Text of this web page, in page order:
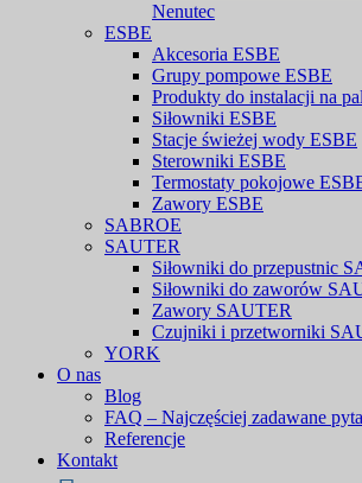
Nenutec
ESBE
Akcesoria ESBE
Grupy pompowe ESBE
Produkty do instalacji na
Siłowniki ESBE
Stacje świeżej wody ESBE
Sterowniki ESBE
Termostaty pokojowe
Zawory ESBE
SABROE
SAUTER
Siłowniki do przepustnic
Siłowniki do zaworów
Zawory SAUTER
Czujniki i przetworniki
YORK
O nas
Blog
FAQ – Najczęściej zadawane
Referencje
Kontakt